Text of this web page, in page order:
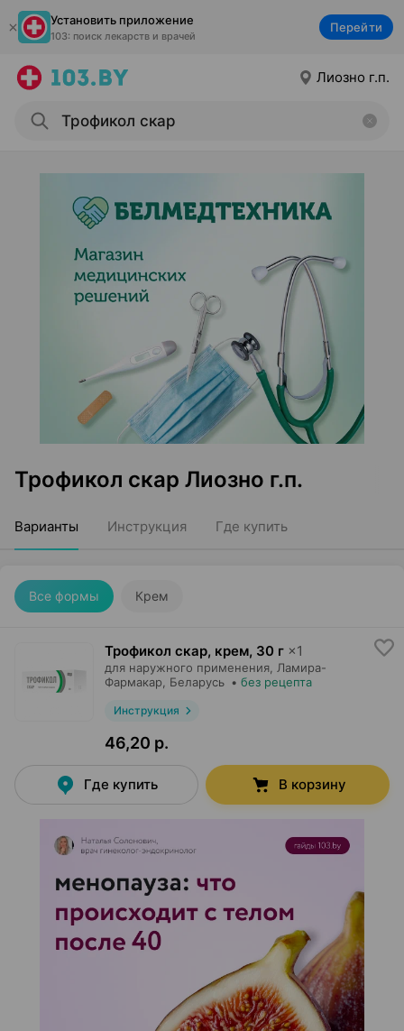
Установить приложение
103: поиск лекарств и врачей
Перейти
Лиозно г.п.
Трофикол скар Лиозно г.п.
Варианты Инструкция Где купить
Все формы Крем
Трофикол скар, крем, 30 г ×1
для наружного применения, Ламира-
Фармакар , Беларусь • без рецепта
Инструкция
46,20 р.
Где купить В корзину